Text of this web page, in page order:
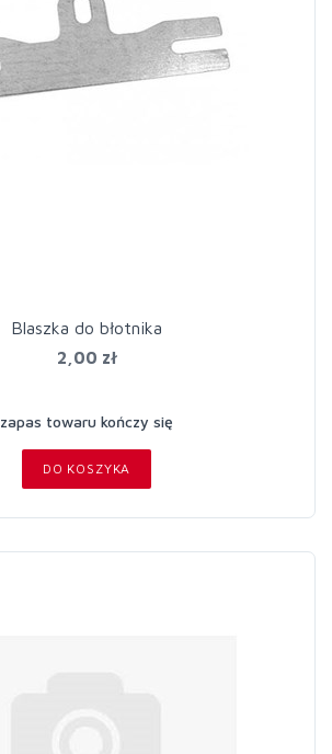
Blaszka do błotnika
2,00 zł
zapas towaru kończy się
DO KOSZYKA